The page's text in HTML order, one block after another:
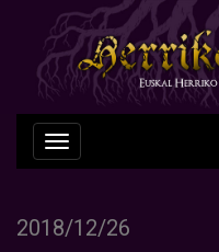
Nabegazioa
ireki
2018/12/26